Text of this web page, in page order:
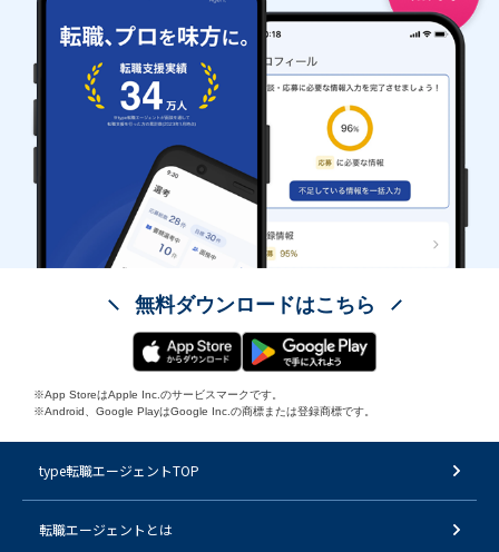
無料ダウンロードはこちら
※App StoreはApple Inc.のサービスマークです。
※Android、Google PlayはGoogle Inc.の商標または登録商標です。
type転職エージェントTOP
転職エージェントとは